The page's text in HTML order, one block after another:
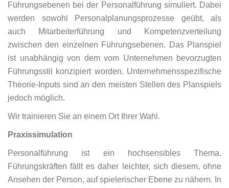
Führungsebenen bei der Personalführung simuliert. Dabei
werden sowohl Personalplanungsprozesse geübt, als
auch Mitarbeiterführung und Kompetenzverteilung
zwischen den einzelnen Führungsebenen. Das Planspiel
ist unabhängig von dem vom Unternehmen bevorzugten
Führungsstil konzipiert worden. Unternehmensspezifische
Theorie-Inputs sind an den meisten Stellen des Planspiels
jedoch möglich.
Wir trainieren Sie an einem Ort Ihrer Wahl.
Praxissimulation
Personalführung ist ein hochsensibles Thema.
Führungskräften fällt es daher leichter, sich diesem, ohne
Ansehen der Person, auf spielerischer Ebene zu nähern. In